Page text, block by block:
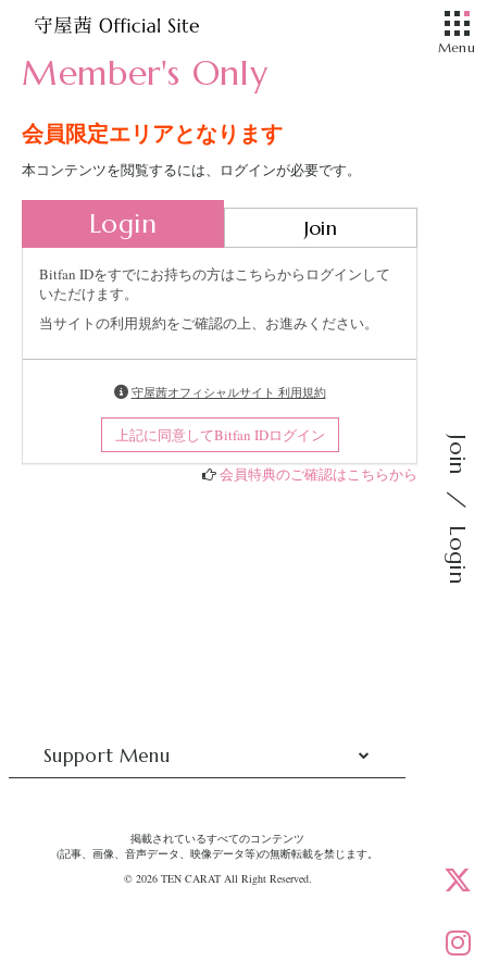
Join
Login
Member's Only
会員限定エリアとなります
本コンテンツを閲覧するには、ログインが必要です。
Login Join
Bitfan IDをすでにお持ちの方はこちらからログインして
いただけます。
当サイトの利用規約をご確認の上、お進みください。
守屋茜オフィシャルサイト 利用規約
上記に同意してBitfan IDログイン
会員特典のご確認はこちらから
Support Menu
掲載されているすべてのコンテンツ
(記事、画像、音声データ、映像データ等)の無断転載を禁じます。
© 2026 TEN CARAT All Right Reserved.